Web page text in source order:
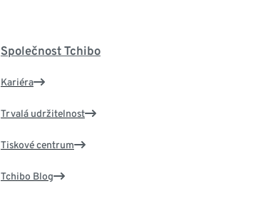
Společnost Tchibo
Kariéra
Trvalá udržitelnost
Tiskové centrum
Tchibo Blog